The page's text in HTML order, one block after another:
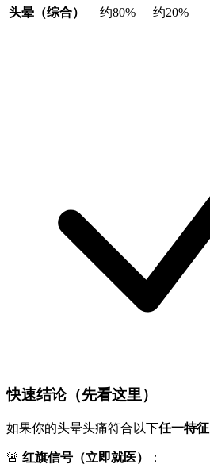
头晕（综合） 约80% 约20%
快速结论（先看这里）
如果你的头晕头痛符合以下任一特征
🚨 红旗信号（立即就医） ：